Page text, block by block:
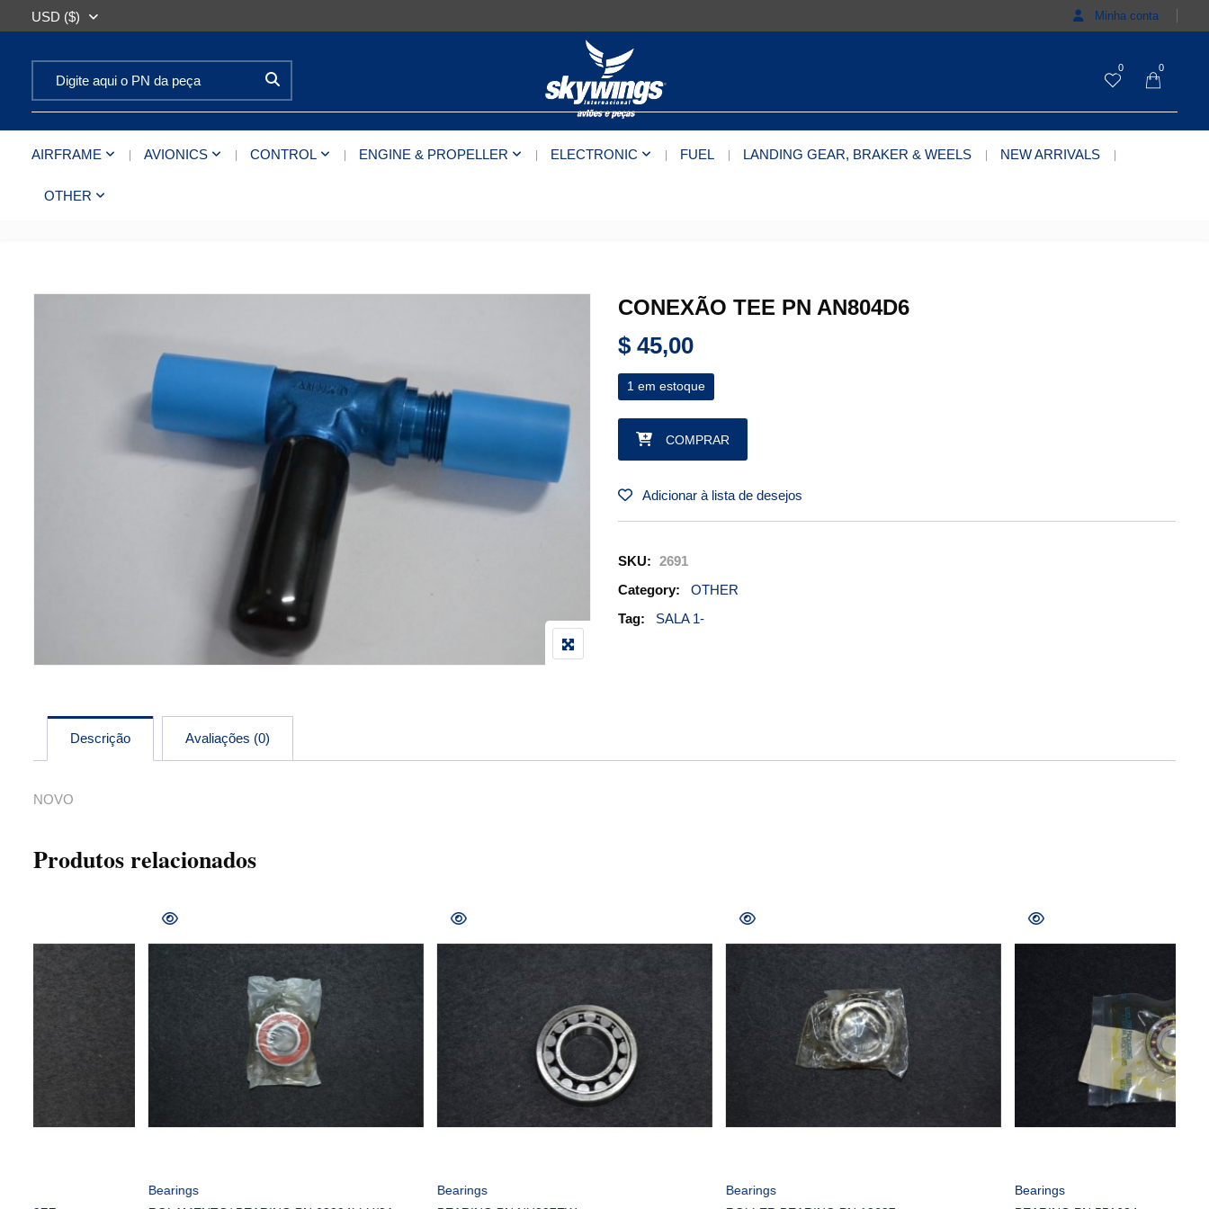
USD ($) Minha conta
0 0
AIRFRAME AVIONICS CONTROL ENGINE & PROPELLER ELECTRONIC FUEL LANDING GEAR, BRAKER & WEELS NEW ARRIVALS
OTHER
CONEXÃO TEE PN AN804D6
$ 45,00
1 em estoque
CONEXÃO TEE PN AN804D6 quantidade
COMPRAR
Adicionar à lista de desejos
SKU: 2691
Category:
OTHER
Tag:
SALA 1-
Descrição Avaliações (0)
NOVO
Produtos relacionados